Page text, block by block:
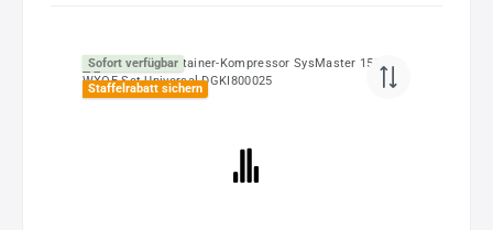
Sofort verfügbar
Staffelrabatt sichern